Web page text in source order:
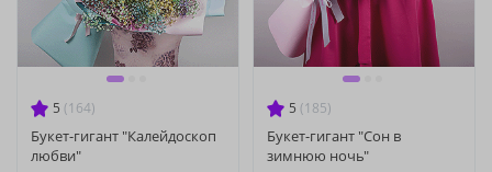
5 (164)
Букет-гигант "Калейдоскоп
любви"
5 (185)
Букет-гигант "Сон в
зимнюю ночь"